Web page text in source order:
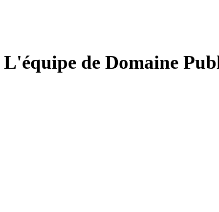
L'équipe de Domaine